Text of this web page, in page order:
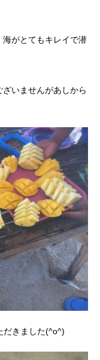
がとてもキレイで潜
いませんがあしから
だきました(^o^)